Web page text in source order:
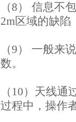
（8） 信息不
2m区域的缺
（9） 一般来
数。
（10）天线
过程中，操作